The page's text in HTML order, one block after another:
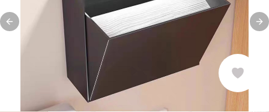
Previous slide